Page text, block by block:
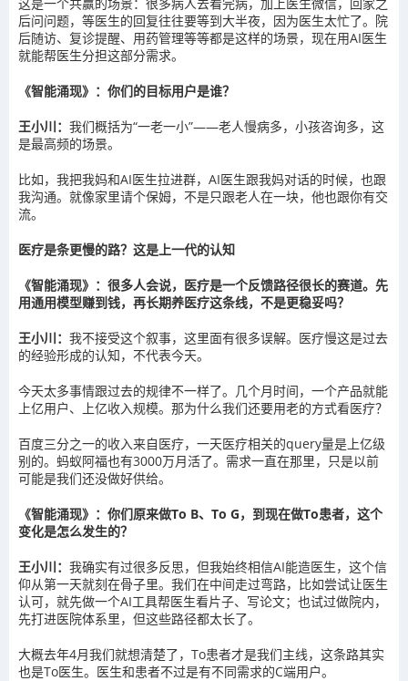
后问问题，等医生的回复往往要等到大半夜，因为医生太忙了。院
后随访、复诊提醒、用药管理等等都是这样的场景，现在用AI医生
就能帮医生分担这部分需求。
《智能涌现》：你们的目标用户是谁？
王小川： 我们概括为“一老一小”——老人慢病多，小孩咨询多，这
是最高频的场景。
比如，我把我妈和AI医生拉进群，AI医生跟我妈对话的时候，也跟
我沟通。就像家里请个保姆，不是只跟老人在一块，他也跟你有交
流。
医疗是条更慢的路？这是上一代的认知
《智能涌现》：很多人会说，医疗是一个反馈路径很长的赛道。先
用通用模型赚到钱，再长期养医疗这条线，不是更稳妥吗？
王小川： 我不接受这个叙事，这里面有很多误解。医疗慢这是过去
的经验形成的认知，不代表今天。
今天太多事情跟过去的规律不一样了。几个月时间，一个产品就能
上亿用户、上亿收入规模。那为什么我们还要用老的方式看医疗？
百度三分之一的收入来自医疗，一天医疗相关的query量是上亿级
别的。蚂蚁阿福也有3000万月活了。需求一直在那里，只是以前
可能是我们还没做好供给。
《智能涌现》：你们原来做To B、To G，到现在做To患者，这个
变化是怎么发生的？
王小川： 我确实有过很多反思，但我始终相信AI能造医生，这个信
仰从第一天就刻在骨子里。我们在中间走过弯路，比如尝试让医生
认可，就先做一个AI工具帮医生看片子、写论文；也试过做院内，
先打进医院体系里，但这些路径都太长了。
大概去年4月我们就想清楚了，To患者才是我们主线，这条路其实
也是To医生。医生和患者不过是有不同需求的C端用户。